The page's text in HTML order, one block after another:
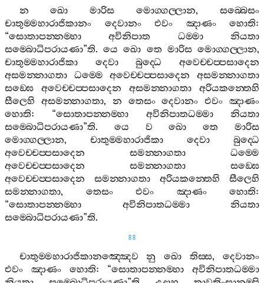
න
ඛො මාරිස මොග‍්ගල‍්ලාන, සබ‍්බෙසං
චාතුම‍්මහාරාජිකානං
දෙවානං එවං ඤාණං හොති:
“සොතාපන‍්නම‍්හා අවිනිපාත ධම‍්මා
නියතා
සම‍්බොධිපරායණා”ති.යෙ ඛො තෙ මාරිස මොග‍්ගල‍්ලාන,
චාතුම‍්මහාරාජිකා
දෙවා බුද‍්ධෙ
අවෙච‍්චප‍්පසාදෙන
අසමන‍්නාගතා
ධම‍්මෙ අවෙච‍්චප‍්පසාදෙන
අසමන‍්නාගතා
සඞ‍්ඝෙ
අවෙච‍්චප‍්පසාදෙන අසමන‍්නාගතා
අරියකන‍්තෙහි
සීලෙහි
අසමන‍්නාගතා, න තෙසං දෙවානං එවං ඤාණං
හොති: “සොතාපන‍්නම‍්හා අවිනිපාතධම‍්මා
නියතා
සම‍්බොධිපරායණා”ති. යෙ ව ඛො තෙ
මාරිස
මොග‍්ගල‍්ලාන, චාතුම‍්මහාරාජිකා දෙවා
බුද‍්ධෙ
අවෙච‍්චප‍්පසාදෙන
සමන‍්නාගතා
ධම‍්මෙ
අවෙච‍්චප‍්පසාදෙන
සමන‍්නාගතා
සඞ‍්ඝෙ
අවෙච‍්චප‍්පසාදෙන
සමන‍්නාගතා අරියකන‍්තෙහි
සීලෙහි
සමන‍්නාගතා, තෙසං එවං ඤාණං හොති:
“සොතාපන‍්නම‍්හා අවිනිපාතධම‍්මා
නියතා
සම‍්බොධිපරායණා”ති.
88
චාතුම‍්මහාරාජිකානඤ‍්ඤෙව නු ඛො තිස‍්ස, දෙවානං
එවං
ඤාණං හොති: “සොතාපන‍්නම‍්හා
අවිනිපාතධම‍්මා